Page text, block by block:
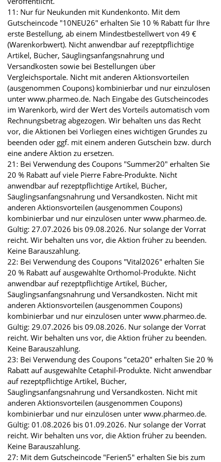
11: Nur für Neukunden mit Kundenkonto. Mit dem
Gutscheincode "10NEU26" erhalten Sie 10 % Rabatt für Ihre
erste Bestellung, ab einem Mindestbestellwert von 49 €
(Warenkorbwert). Nicht anwendbar auf rezeptpflichtige
Artikel, Bücher, Säuglingsanfangsnahrung und
Versandkosten sowie bei Bestellungen über
Vergleichsportale. Nicht mit anderen Aktionsvorteilen
(ausgenommen Coupons) kombinierbar und nur einzulösen
unter www.pharmeo.de. Nach Eingabe des Gutscheincodes
im Warenkorb, wird der Wert des Vorteils automatisch vom
Rechnungsbetrag abgezogen. Wir behalten uns das Recht
vor, die Aktionen bei Vorliegen eines wichtigen Grundes zu
beenden oder ggf. mit einem anderen Gutschein bzw. durch
eine andere Aktion zu ersetzen.
21: Bei Verwendung des Coupons "Summer20" erhalten Sie
20 % Rabatt auf viele Pierre Fabre-Produkte. Nicht
anwendbar auf rezeptpflichtige Artikel, Bücher,
Säuglingsanfangsnahrung und Versandkosten. Nicht mit
anderen Aktionsvorteilen (ausgenommen Coupons)
kombinierbar und nur einzulösen unter www.pharmeo.de.
Gültig: 27.07.2026 bis 09.08.2026. Nur solange der Vorrat
reicht. Wir behalten uns vor, die Aktion früher zu beenden.
Keine Barauszahlung.
22: Bei Verwendung des Coupons "Vital2026" erhalten Sie
20 % Rabatt auf ausgewählte Orthomol-Produkte. Nicht
anwendbar auf rezeptpflichtige Artikel, Bücher,
Säuglingsanfangsnahrung und Versandkosten. Nicht mit
anderen Aktionsvorteilen (ausgenommen Coupons)
kombinierbar und nur einzulösen unter www.pharmeo.de.
Gültig: 29.07.2026 bis 09.08.2026. Nur solange der Vorrat
reicht. Wir behalten uns vor, die Aktion früher zu beenden.
Keine Barauszahlung.
23: Bei Verwendung des Coupons "ceta20" erhalten Sie 20 %
Rabatt auf ausgewählte Cetaphil-Produkte. Nicht anwendbar
auf rezeptpflichtige Artikel, Bücher,
Säuglingsanfangsnahrung und Versandkosten. Nicht mit
anderen Aktionsvorteilen (ausgenommen Coupons)
kombinierbar und nur einzulösen unter www.pharmeo.de.
Gültig: 01.08.2026 bis 01.09.2026. Nur solange der Vorrat
reicht. Wir behalten uns vor, die Aktion früher zu beenden.
Keine Barauszahlung.
27: Mit dem Gutscheincode "Ferien5" erhalten Sie bis zum